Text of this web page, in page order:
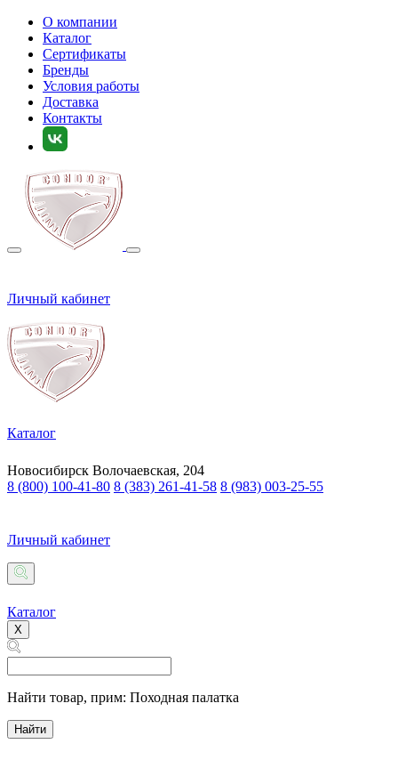
О компании
Каталог
Сертификаты
Бренды
Условия работы
Доставка
Контакты
Личный кабинет
Каталог
Новосибирск Волочаевская, 204
8 (800) 100-41-80 8 (383) 261-41-58 8 (983) 003-25-55
Личный кабинет
Каталог
X
Найти товар, прим: Походная палатка
Найти